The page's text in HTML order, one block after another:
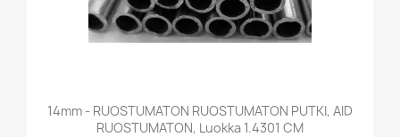
14mm - RUOSTUMATON RUOSTUMATON PUTKI, AID
RUOSTUMATON, Luokka 1.4301 CM